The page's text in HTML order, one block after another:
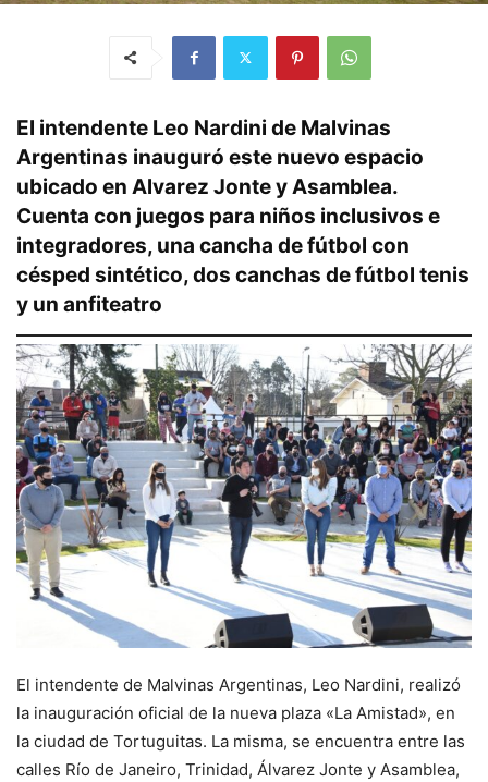
El intendente Leo Nardini de Malvinas
Argentinas inauguró este nuevo espacio
ubicado en Alvarez Jonte y Asamblea.
Cuenta con juegos para niños inclusivos e
integradores, una cancha de fútbol con
césped sintético, dos canchas de fútbol tenis
y un anfiteatro
El intendente de Malvinas Argentinas, Leo Nardini, realizó
la inauguración oficial de la nueva plaza «La Amistad», en
la ciudad de Tortuguitas. La misma, se encuentra entre las
calles Río de Janeiro, Trinidad, Álvarez Jonte y Asamblea,